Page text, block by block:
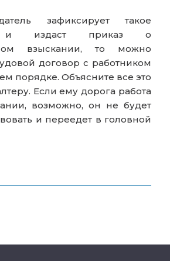
зафиксирует такое
и издаст приказ о
взыскании, то можно
договор с работником
порядке. Объясните все это
Если ему дорога работа
возможно, он не будет
и переедет в головной